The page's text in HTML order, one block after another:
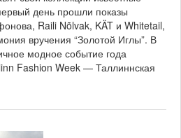
.
2
0
2
1
день прошли показы
Raili Nõlvak, KÄT и Whitetail,
вручения “Золотой Иглы”. В
модное событие года
Fashion Week — Таллиннская